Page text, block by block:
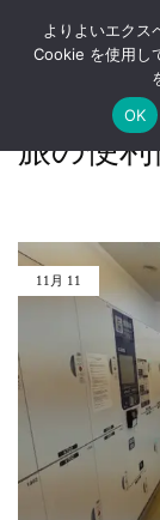
沖
縄
那
覇
志
か
/
키
나
와
나
하
키
시
짐
보
牧
志
公
設
場
通
か
ら
3
分
の
物
預
か
り
旅の便利
旅の便
11月 11
よりよいエクス
Cookie を使用し
OK